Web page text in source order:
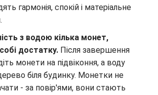
гармонія, спокій і матеріальне
з водою кілька монет,
достатку. Після завершення
монети на підвіконня, а воду
біля будинку. Монетки не
- за повір'ями, вони стають